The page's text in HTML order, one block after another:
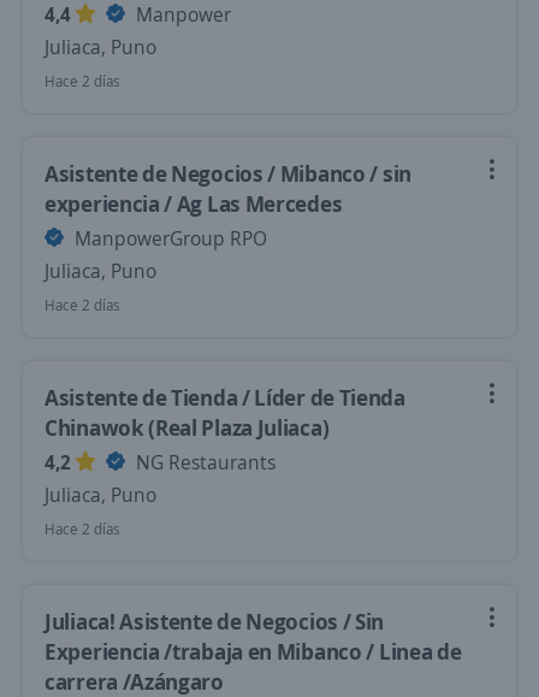
4,4
Manpower
Juliaca, Puno
Hace 2 días
Asistente de Negocios / Mibanco / sin
experiencia / Ag Las Mercedes
ManpowerGroup RPO
Juliaca, Puno
Hace 2 días
Asistente de Tienda / Líder de Tienda
Chinawok (Real Plaza Juliaca)
4,2
NG Restaurants
Juliaca, Puno
Hace 2 días
Juliaca! Asistente de Negocios / Sin
Experiencia /trabaja en Mibanco / Linea de
carrera /Azángaro